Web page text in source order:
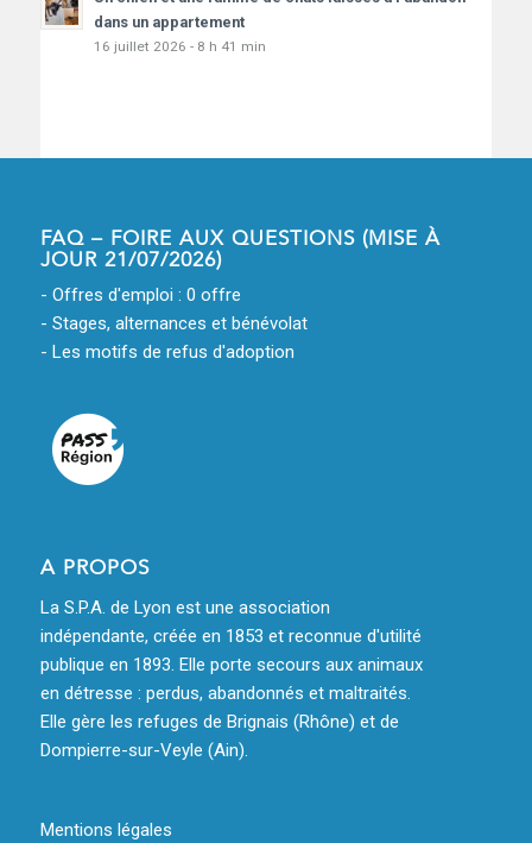
dans un appartement
16 juillet 2026 - 8 h 41 min
FAQ – FOIRE AUX QUESTIONS (MISE À
JOUR 21/07/2026)
- Offres d'emploi : 0 offre
- Stages, alternances et bénévolat
- Les motifs de refus d'adoption
A PROPOS
La S.P.A. de Lyon est une association
indépendante, créée en 1853 et reconnue d'utilité
publique en 1893. Elle porte secours aux animaux
en détresse : perdus, abandonnés et maltraités.
Elle gère les refuges de Brignais (Rhône) et de
Dompierre-sur-Veyle (Ain).
Mentions légales